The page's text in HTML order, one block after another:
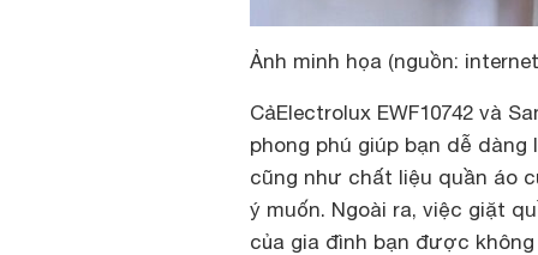
Ảnh minh họa (nguồn:
CảElectrolux EWF10742 và
phong phú giúp bạn dễ
cũng như chất liệu quần áo
ý muốn. Ngoài ra, việc giặt
của gia đình bạn được